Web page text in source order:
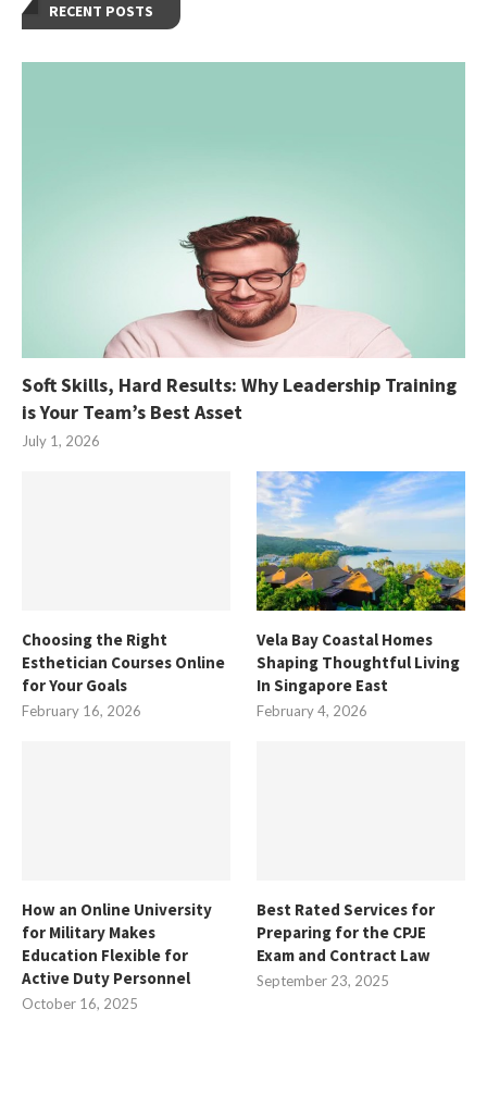
RECENT POSTS
Soft Skills, Hard Results: Why Leadership Training
is Your Team’s Best Asset
July 1, 2026
Choosing the Right
Esthetician Courses Online
for Your Goals
February 16, 2026
Vela Bay Coastal Homes
Shaping Thoughtful Living
In Singapore East
February 4, 2026
How an Online University
for Military Makes
Education Flexible for
Active Duty Personnel
October 16, 2025
Best Rated Services for
Preparing for the CPJE
Exam and Contract Law
September 23, 2025